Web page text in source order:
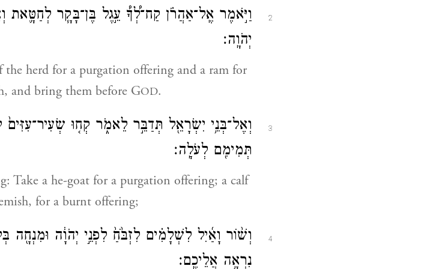
2
וַיֹּ֣אמֶר אֶֽל־אַהֲרֹ֗ן קַח־לְ֠ךָ֠ עֵ֣גֶל בֶּן־בָּקָ֧ר לְחַטָּ֛את
יְהֹוָֽה׃
the herd for a purgation offering and a ram for
and bring them before GOD.
3
וְאֶל־בְּנֵ֥י יִשְׂרָאֵ֖ל תְּדַבֵּ֣ר לֵאמֹ֑ר קְח֤וּ
תְּמִימִ֖ם לְעֹלָֽה׃
Take a he-goat for a purgation offering; a calf
for a burnt offering;
4
וְשׁ֨וֹר וָאַ֜יִל לִשְׁלָמִ֗ים לִזְבֹּ֙חַ֙ לִפְנֵ֣י יְהֹוָ֔ה וּמִנְחָ֖ה
נִרְאָ֥ה אֲלֵיכֶֽם׃